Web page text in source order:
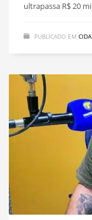
ultrapassa R$ 20
PUBLICADO EM